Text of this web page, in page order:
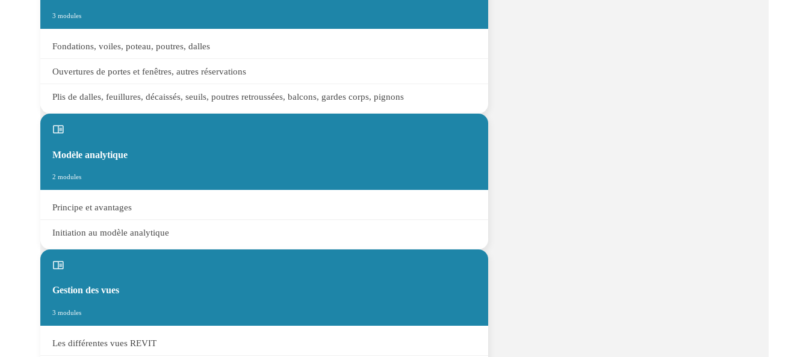
3 modules
Fondations, voiles, poteau, poutres, dalles
Ouvertures de portes et fenêtres, autres réservations
Plis de dalles, feuillures, décaissés, seuils, poutres retroussées, balcons, gardes corps, pignons
Modèle analytique
2 modules
Principe et avantages
Initiation au modèle analytique
Gestion des vues
3 modules
Les différentes vues REVIT